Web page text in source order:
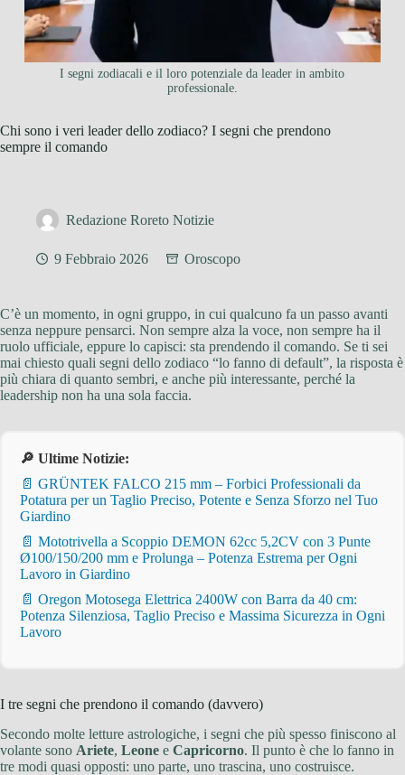
I segni zodiacali e il loro potenziale da leader in ambito
professionale.
Chi sono i veri leader dello zodiaco? I segni che prendono
sempre il comando
Redazione Roreto Notizie
9 Febbraio 2026 Oroscopo
C’è un momento, in ogni gruppo, in cui qualcuno fa un passo avanti
senza neppure pensarci. Non sempre alza la voce, non sempre ha il
ruolo ufficiale, eppure lo capisci: sta prendendo il comando. Se ti sei
mai chiesto quali segni dello zodiaco “lo fanno di default”, la risposta è
più chiara di quanto sembri, e anche più interessante, perché la
leadership non ha una sola faccia.
🔎 Ultime Notizie:
📄 GRÜNTEK FALCO 215 mm – Forbici Professionali da
Potatura per un Taglio Preciso, Potente e Senza Sforzo nel Tuo
Giardino
📄 Mototrivella a Scoppio DEMON 62cc 5,2CV con 3 Punte
Ø100/150/200 mm e Prolunga – Potenza Estrema per Ogni
Lavoro in Giardino
📄 Oregon Motosega Elettrica 2400W con Barra da 40 cm:
Potenza Silenziosa, Taglio Preciso e Massima Sicurezza in Ogni
Lavoro
I tre segni che prendono il comando (davvero)
Secondo molte letture astrologiche, i segni che più spesso finiscono al
volante sono Ariete, Leone e Capricorno. Il punto è che lo fanno in
tre modi quasi opposti: uno parte, uno trascina, uno costruisce.